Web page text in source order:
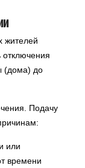
жителей
(дома) до
Подачу
или
времени